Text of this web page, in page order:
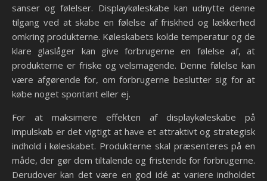
sanser og følelser. Displaykøleskabe kan udnytte denne
tilgang ved at skabe en følelse af friskhed og lækkerhed
omkring produkterne. Køleskabets kolde temperatur og de
klare glaslåger kan give forbrugerne en følelse af, at
produkterne er friske og velsmagende. Denne følelse kan
være afgørende for, om forbrugerne beslutter sig for at
købe noget spontant eller ej.
For at maksimere effekten af displaykøleskabe på
impulskøb er det vigtigt at have et attraktivt og strategisk
indhold i køleskabet. Produkterne skal præsenteres på en
måde, der gør dem tiltalende og fristende for forbrugerne.
Derudover kan det være en god idé at variere indholdet